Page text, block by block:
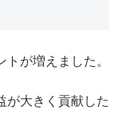
が増えました。
が大きく貢献した